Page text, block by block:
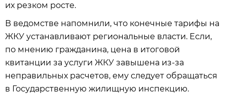
их резком росте.
В ведомстве напомнили, что конечные тарифы на
ЖКУ устанавливают региональные власти. Если,
по мнению гражданина, цена в итоговой
квитанции за услуги ЖКУ завышена из-за
неправильных расчетов, ему следует обращаться
в Государственную жилищную инспекцию.